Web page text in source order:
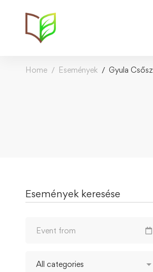
Home Események Gyula Csősz
Események keresése